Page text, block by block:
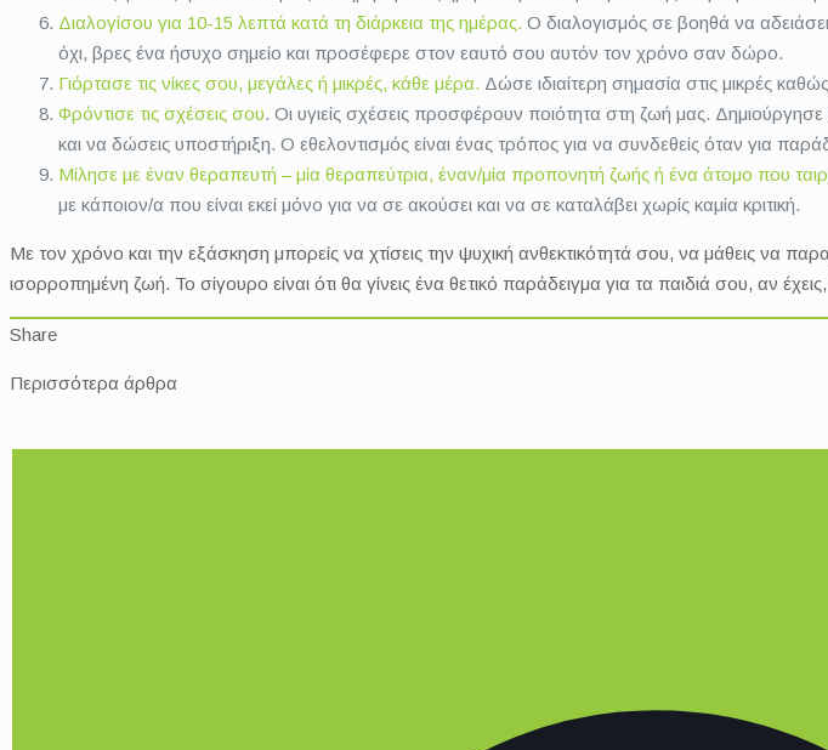
Διαλογίσου για 10-15 λεπτά κατά τη διάρκεια της ημέρας. Ο διαλογισμός σε βοηθά να
όχι, βρες ένα ήσυχο σημείο και προσέφερε στον εαυτό σου αυτόν τον χρόνο σαν δώρο.
Γιόρτασε τις νίκες σου, μεγάλες ή μικρές, κάθε μέρα. Δώσε ιδιαίτερη σημασία στις μικρές
Φρόντισε τις σχέσεις σου. Οι υγιείς σχέσεις προσφέρουν ποιότητα στη ζωή μας.
και να δώσεις υποστήριξη. Ο εθελοντισμός είναι ένας τρόπος για να συνδεθείς όταν για
Μίλησε με έναν θεραπευτή – μία θεραπεύτρια, έναν/μία προπονητή ζωής ή ένα άτομο που
με κάποιον/α που είναι εκεί μόνο για να σε ακούσει και να σε καταλάβει χωρίς καμία κριτική.
Με τον χρόνο και την εξάσκηση μπορείς να χτίσεις την ψυχική ανθεκτικότητά σου, να μάθεις να
ισορροπημένη ζωή. Το σίγουρο είναι ότι θα γίνεις ένα θετικό παράδειγμα για τα παιδιά σου, αν
Share
Περισσότερα άρθρα